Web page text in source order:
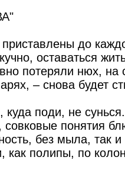
до
оставаться
потеряли нюх, на
– снова будет
куда поди, не сунься.
понятия
без мыла, так и
как полипы, по